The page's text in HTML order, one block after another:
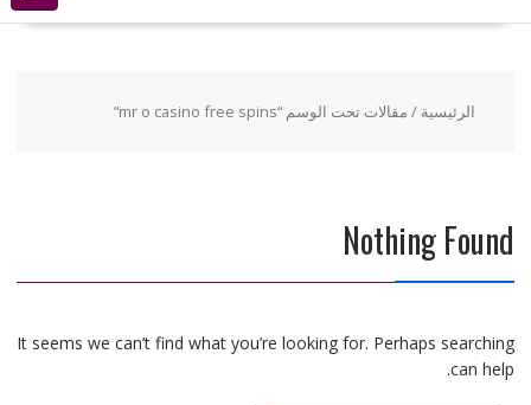
الرئيسية / مقالات تحت الوسم “mr o casino free spins”
Nothing Found
It seems we can’t find what you’re looking for. Perhaps searching
can help.